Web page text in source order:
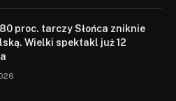
proc. tarczy Słońca zniknie
Wielki spektakl już 12